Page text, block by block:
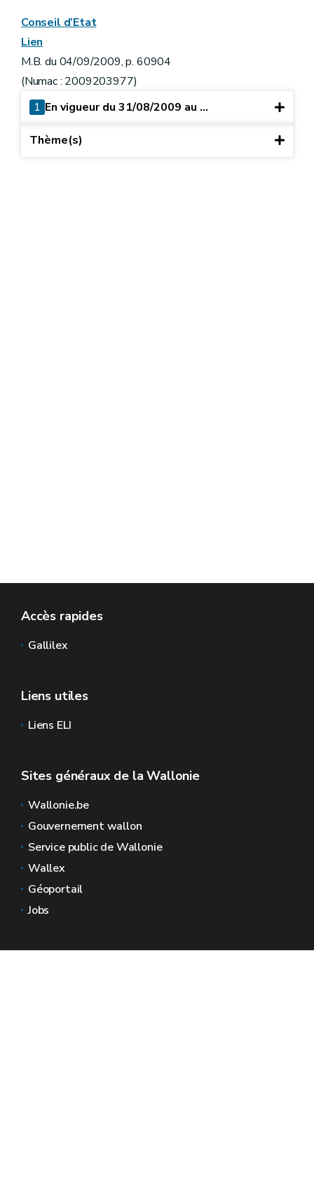
Conseil d’Etat
Lien
M.B. du 04/09/2009, p. 60904
(Numac : 2009203977)
1 En vigueur du 31/08/2009 au ...
Thème(s)
Accès rapides
Gallilex
Liens utiles
Liens ELI
Sites généraux de la Wallonie
Wallonie.be
Gouvernement wallon
Service public de Wallonie
Wallex
Géoportail
Jobs